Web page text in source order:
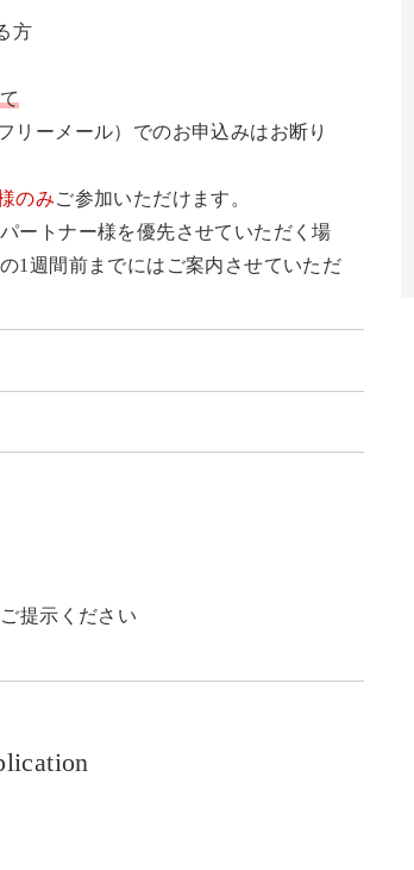
方
リーメール）でのお申込みはお断り
のみご参加いただけます。
ートナー様を優先させていただく場
1週間前までにはご案内させていただ
提示ください